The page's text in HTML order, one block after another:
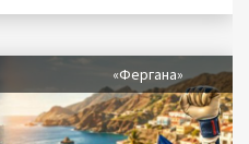
«Фергана»